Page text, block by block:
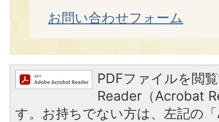
お問い合わせフォーム
PDFファイルを閲
Reader（Acrobat
す。お持ちでない方は、左記の